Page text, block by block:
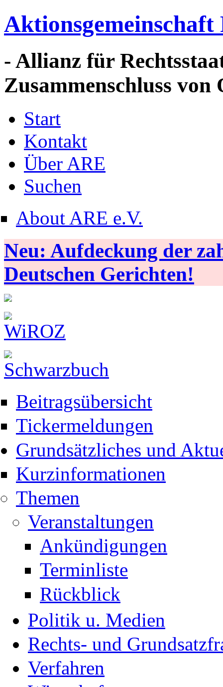
Aktionsgemeinschaft
- Allianz für
Zusammenschluss
Start
Kontakt
Über ARE
Suchen
About ARE e.V.
Neu: Aufdeckung der
Deutschen Gerichten!
Beitragsübersicht
Tickermeldungen
Grundsätzliches und
Kurzinformationen
Themen
Veranstaltungen
Ankündigungen
Terminliste
Rückblick
Politik u. Medien
Rechts- und
Verfahren